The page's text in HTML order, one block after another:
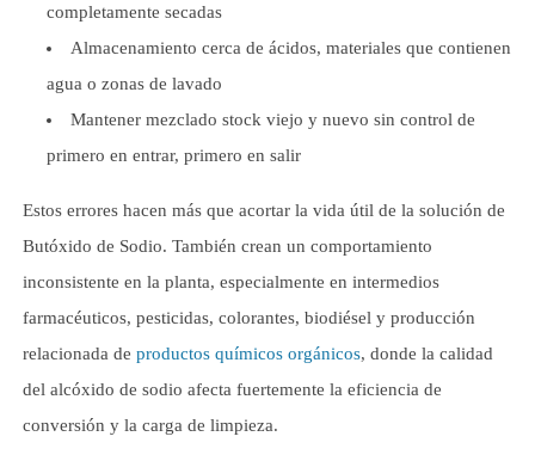
completamente secadas
Almacenamiento cerca de ácidos, materiales que contienen
agua o zonas de lavado
Mantener mezclado stock viejo y nuevo sin control de
primero en entrar, primero en salir
Estos errores hacen más que acortar la vida útil de la solución de
Butóxido de Sodio. También crean un comportamiento
inconsistente en la planta, especialmente en intermedios
farmacéuticos, pesticidas, colorantes, biodiésel y producción
relacionada de productos químicos orgánicos, donde la calidad
del alcóxido de sodio afecta fuertemente la eficiencia de
conversión y la carga de limpieza.